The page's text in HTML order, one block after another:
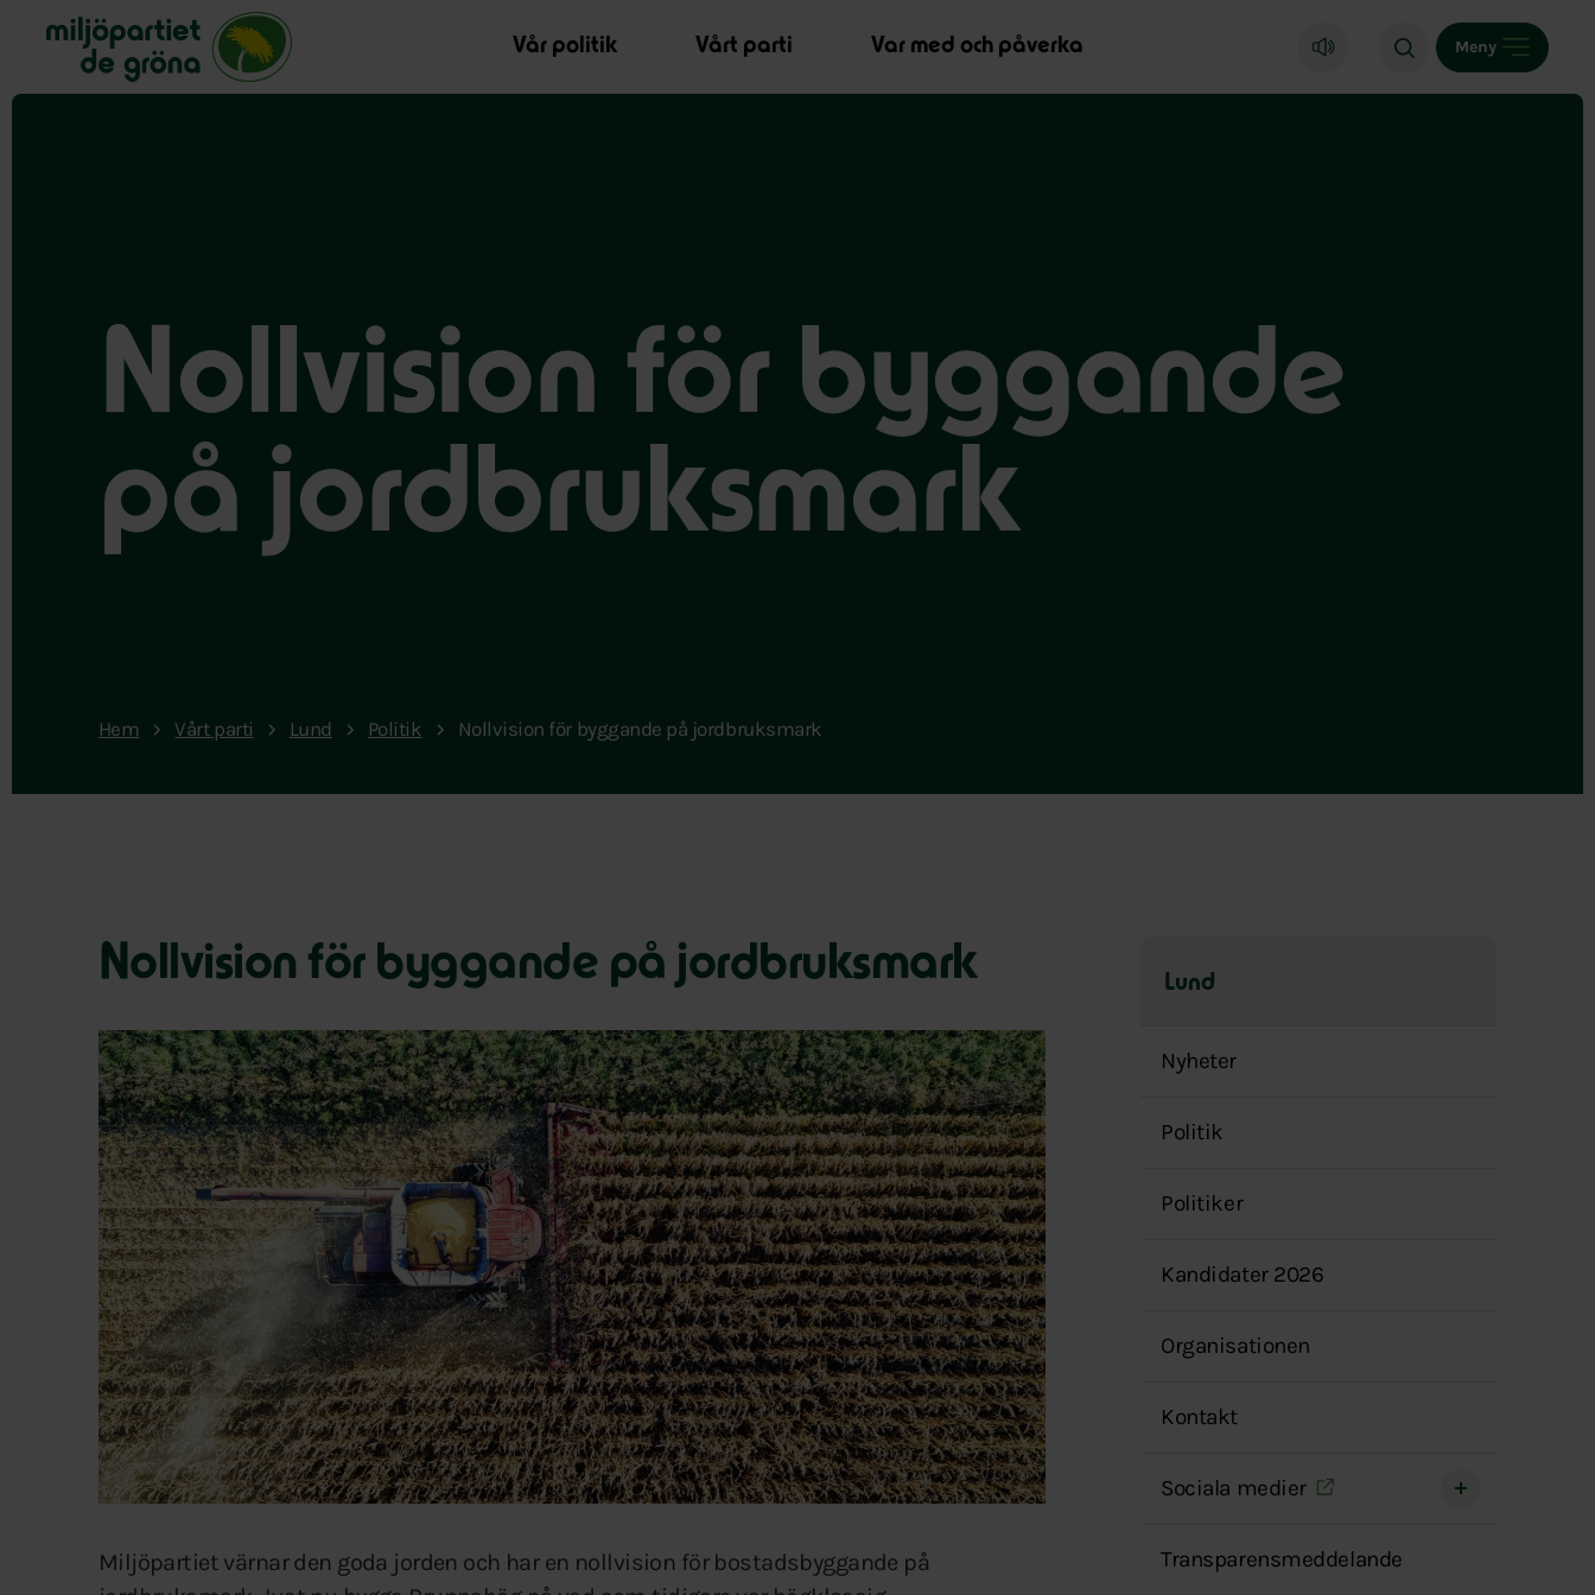
Miljöpartiet de gröna, startsida
Vår politik
Vårt parti Var med och påverka Meny
Nollvision för byggande
på jordbruksmark
Hem Vårt parti Lund Politik Nollvision för byggande på jordbruksmark
Nollvision för byggande på jordbruksmark
Miljöpartiet värnar den goda jorden och har en nollvision för bostadsbyggande på
Lund
över
menyn
Nyheter
Politik
Politiker
Kandidater 2026
Organisationen
Kontakt
Sociala medier
Transparensmeddelande